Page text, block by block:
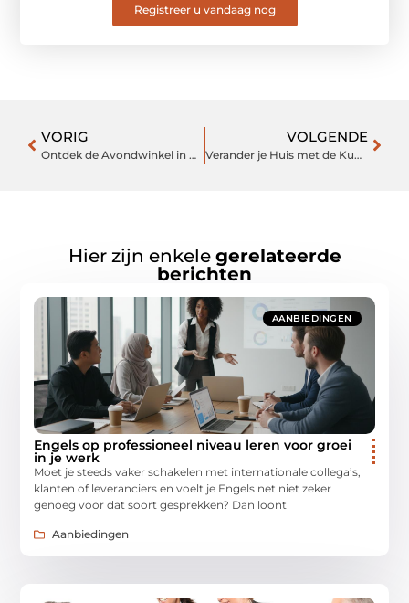
Registreer u vandaag nog
VORIG
Ontdek de Avondwinkel in Hengelo voor al uw AvONDelijke behoeften
VOLGENDE
Verander je Huis met de Kunst van Behangen
Hier zijn enkele gerelateerde
berichten
AANBIEDINGEN
Engels op professioneel niveau leren voor groei
in je werk
Moet je steeds vaker schakelen met internationale collega’s,
klanten of leveranciers en voelt je Engels net niet zeker
genoeg voor dat soort gesprekken? Dan loont
Aanbiedingen